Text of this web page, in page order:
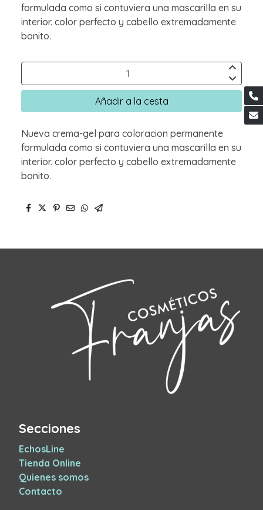
formulada como si contuviera una mascarilla en su
interior. color perfecto y cabello extremadamente
bonito.
Añadir a la cesta
Nueva crema-gel para coloracion permanente
formulada como si contuviera una mascarilla en su
interior. color perfecto y cabello extremadamente
bonito.
Secciones
EchosLine
Tienda Online
Quienes somos
Contacto